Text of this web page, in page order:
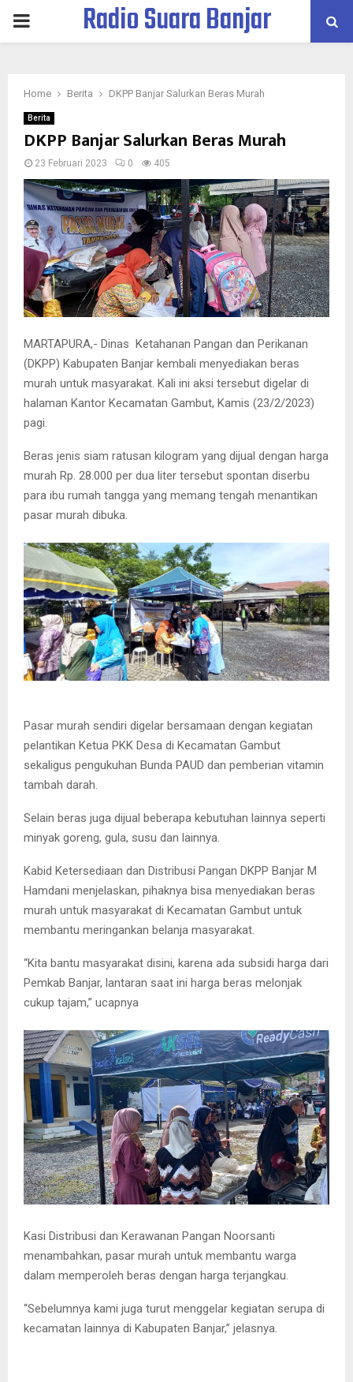
PRIMARYRadio Suara Banjar
Home Berita DKPP Banjar Salurkan Beras Murah
Berita
DKPP Banjar Salurkan Beras Murah
23 Februari 2023 0 405
MARTAPURA,- Dinas Ketahanan Pangan dan Perikanan
(DKPP) Kabupaten Banjar kembali menyediakan beras
murah untuk masyarakat. Kali ini aksi tersebut digelar di
halaman Kantor Kecamatan Gambut, Kamis (23/2/2023)
pagi.
Beras jenis siam ratusan kilogram yang dijual dengan harga
murah Rp. 28.000 per dua liter tersebut spontan diserbu
para ibu rumah tangga yang memang tengah menantikan
pasar murah dibuka.
Pasar murah sendiri digelar bersamaan dengan kegiatan
pelantikan Ketua PKK Desa di Kecamatan Gambut
sekaligus pengukuhan Bunda PAUD dan pemberian vitamin
tambah darah.
Selain beras juga dijual beberapa kebutuhan lainnya seperti
minyak goreng, gula, susu dan lainnya.
Kabid Ketersediaan dan Distribusi Pangan DKPP Banjar M
Hamdani menjelaskan, pihaknya bisa menyediakan beras
murah untuk masyarakat di Kecamatan Gambut untuk
membantu meringankan belanja masyarakat.
“Kita bantu masyarakat disini, karena ada subsidi harga dari
Pemkab Banjar, lantaran saat ini harga beras melonjak
cukup tajam,” ucapnya
Kasi Distribusi dan Kerawanan Pangan Noorsanti
menambahkan, pasar murah untuk membantu warga
dalam memperoleh beras dengan harga terjangkau.
“Sebelumnya kami juga turut menggelar kegiatan serupa di
kecamatan lainnya di Kabupaten Banjar,” jelasnya.